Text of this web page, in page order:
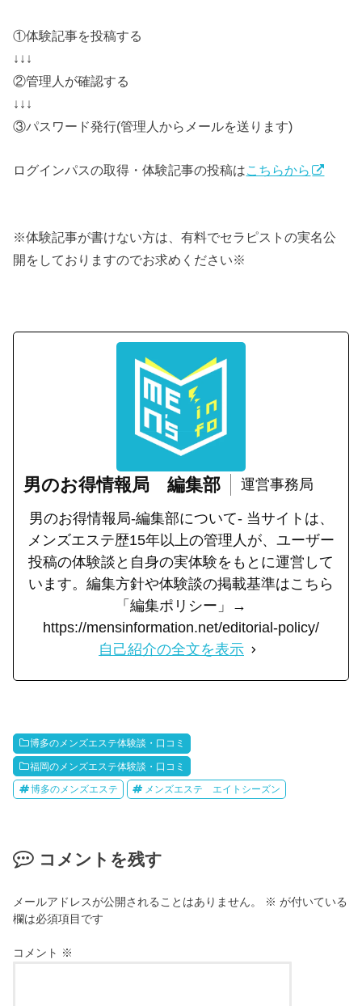
①体験記事を投稿する
↓↓↓
②管理人が確認する
↓↓↓
③パスワード発行(管理人からメールを送ります)
ログインパスの取得・体験記事の投稿はこちらから
※体験記事が書けない方は、有料でセラピストの実名公
開をしておりますのでお求めください※
男のお得情報局 編集部 運営事務局
男のお得情報局-編集部について- 当サイトは、
メンズエステ歴15年以上の管理人が、ユーザー
投稿の体験談と自身の実体験をもとに運営して
います。編集方針や体験談の掲載基準はこちら
「編集ポリシー」→
https://mensinformation.net/editorial-policy/
自己紹介の全文を表示
博多のメンズエステ体験談・口コミ
福岡のメンズエステ体験談・口コミ
博多のメンズエステ メンズエステ エイトシーズン
コメントを残す
メールアドレスが公開されることはありません。 ※ が付いている
欄は必須項目です
コメント ※